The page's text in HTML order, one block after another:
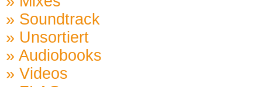
» Soundtrack
» Unsortiert
» Audiobooks
» Videos